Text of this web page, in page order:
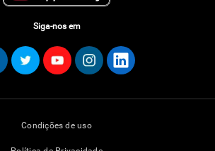
Siga-nos em
Condições de uso